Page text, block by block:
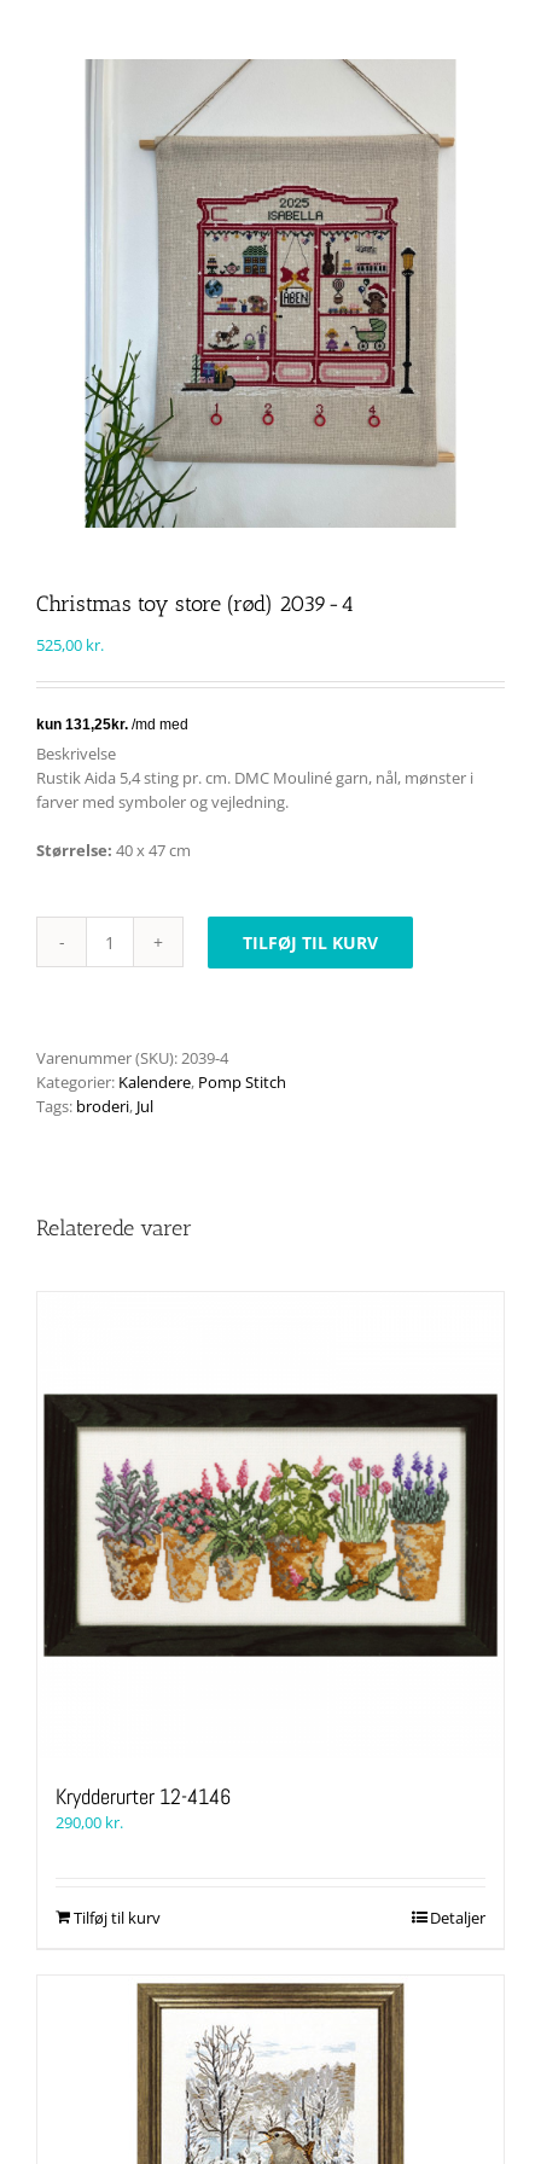
Christmas toy store (rød) 2039-4
525,00 kr.
Beskrivelse
Rustik Aida 5,4 sting pr. cm. DMC Mouliné garn, nål, mønster i
farver med symboler og vejledning.
Størrelse: 40 x 47 cm
Christmas
2039-
antal
TILFØJ TIL KURV
Varenummer (SKU):2039-4
Kategorier: Kalendere, Pomp Stitch
Tags: broderi, Jul
Relaterede varer
Krydderurter 12-4146
290,00 kr.
Tilføj til kurv Detaljer